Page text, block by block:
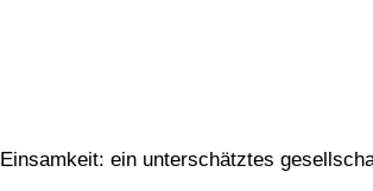
Einsamkeit: ein unterschätztes